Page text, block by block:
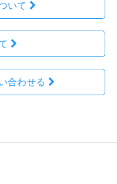
いて
合わせる